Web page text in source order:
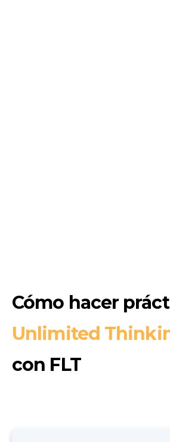
Cómo hacer
Unlimited
con FLT